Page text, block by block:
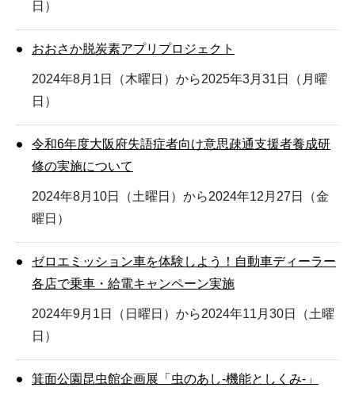
日）
おおさか脱炭素アプリプロジェクト
2024年8月1日（木曜日）から2025年3月31日（月曜
日）
令和6年度大阪府失語症者向け意思疎通支援者養成研
修の実施について
2024年8月10日（土曜日）から2024年12月27日（金
曜日）
ゼロエミッション車を体験しよう！自動車ディーラー
各店で乗車・給電キャンペーン実施
2024年9月1日（日曜日）から2024年11月30日（土曜
日）
箕面公園昆虫館企画展「虫のあし-機能としくみ-」